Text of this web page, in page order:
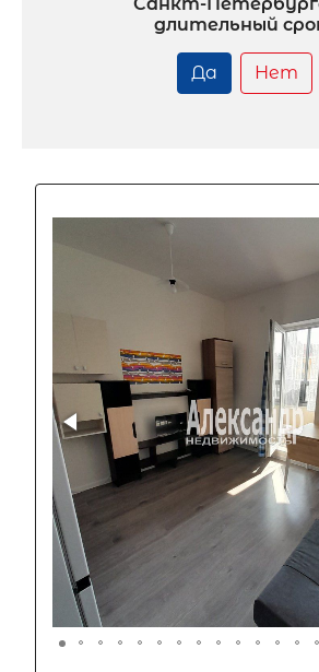
длительный
Да Нет